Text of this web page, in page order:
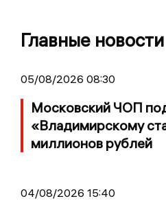
Главные новости
05/08/2026 08:30
Московский ЧОП
«Владимирскому
миллионов рублей
04/08/2026 15:40